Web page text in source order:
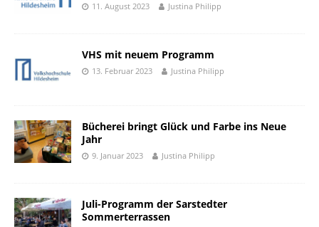
11. August 2023 Justina Philipp
VHS mit neuem Programm
13. Februar 2023 Justina Philipp
Bücherei bringt Glück und Farbe ins Neue
Jahr
9. Januar 2023 Justina Philipp
Juli-Programm der Sarstedter
Sommerterrassen